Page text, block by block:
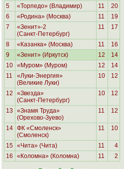
5
«Торпедо» (Владимир) 11
20
6
«Родина» (Москва) 11
19
7
«Зенит»-2
(Санкт-Петербург)
11 17
8 «Казанка» (Москва) 11
16
9
«Зенит» (Иркутск) 12
14
10 «Муром» (Муром) 12
14
11
«Луки-Энергия»
(Великие Луки)
10 12
12
«Звезда»
(Санкт-Петербург)
10 12
13
«Знамя Труда»
(Орехово-Зуево)
11 12
14 ФК «Смоленск»
(Смоленск)
11 10
15 «Чита» (Чита) 11
4
16
«Коломна» (Коломна) 11 2